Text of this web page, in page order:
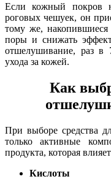
Если кожный покров
роговых чешуек, он
тому же, накопившиеся
поры и снижать
отшелушивание, раз в
ухода за кожей.
Как
При выборе средства
только активные
продукта, которая
Кислоты